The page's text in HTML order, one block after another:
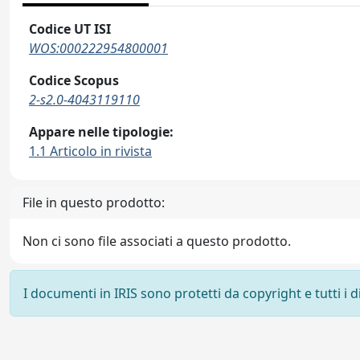
Codice UT ISI
WOS:000222954800001
Codice Scopus
2-s2.0-4043119110
Appare nelle tipologie:
1.1 Articolo in rivista
File in questo prodotto:
Non ci sono file associati a questo prodotto.
I documenti in IRIS sono protetti da copyright e tutti i